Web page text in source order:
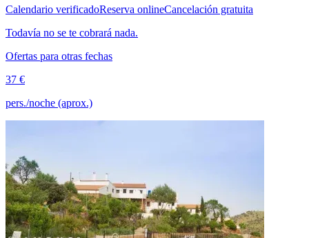
Calendario verificadoReserva onlineCancelación gratuita
Todavía no se te cobrará nada.
Ofertas para otras fechas
37 €
pers./noche (aprox.)